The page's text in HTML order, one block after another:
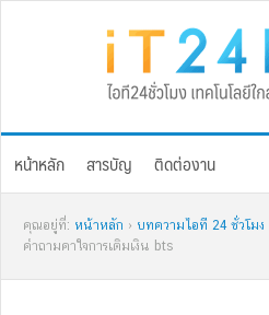
หน้าหลัก สารบัญ ติดต่องาน
คุณอยู่ที่: หน้าหลัก › บทความไอที 24 ชั่วโมง
คำถามคาใจการเติมเงิน bts